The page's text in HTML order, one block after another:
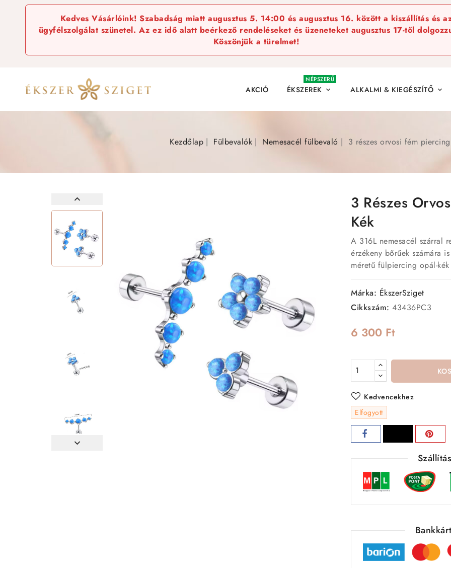
Kedves Vásárlóink! Szabadság miatt augusztus 5. 14:00 és augusztus 16. között a kiszállítás és
ügyfélszolgálat szünetel. Az ez idő alatt beérkező rendeléseket és üzeneteket augusztus 17-től
Köszönjük a türelmet!
AKCIÓ ÉKSZEREK 
NÉPSZERŰ
ALKALMI & KIEGÉSZÍTŐ 
Kezdőlap Fülbevalók Nemesacél fülbevaló 3 részes orvosi fém
3 Részes
Kék
A 316L nemesacél szárral
érzékeny bőrűek számára
méretű fülpiercing opál-
Márka: ÉkszerSziget
Cikkszám: 43436PC3
6 300 Ft
Kedvencekhez
Elfogyott